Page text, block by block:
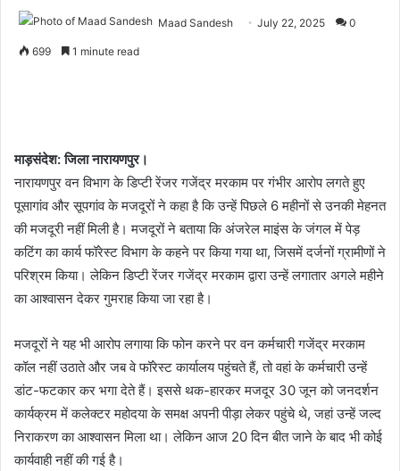
Maad Sandesh July 22, 2025 0
699 1 minute read
माड़संदेश: जिला नारायणपुर।
नारायणपुर वन विभाग के डिप्टी रेंजर गजेंद्र मरकाम पर गंभीर आरोप लगते हुए
पूसागांव और सूपगांव के मजदूरों ने कहा है कि उन्हें पिछले 6 महीनों से उनकी मेहनत
की मजदूरी नहीं मिली है। मजदूरों ने बताया कि अंजरेल माइंस के जंगल में पेड़
कटिंग का कार्य फॉरेस्ट विभाग के कहने पर किया गया था, जिसमें दर्जनों ग्रामीणों ने
परिश्रम किया। लेकिन डिप्टी रेंजर गजेंद्र मरकाम द्वारा उन्हें लगातार अगले महीने
का आश्वासन देकर गुमराह किया जा रहा है।
मजदूरों ने यह भी आरोप लगाया कि फोन करने पर वन कर्मचारी गजेंद्र मरकाम
कॉल नहीं उठाते और जब वे फॉरेस्ट कार्यालय पहुंचते हैं, तो वहां के कर्मचारी उन्हें
डांट-फटकार कर भगा देते हैं। इससे थक-हारकर मजदूर 30 जून को जनदर्शन
कार्यक्रम में कलेक्टर महोदया के समक्ष अपनी पीड़ा लेकर पहुंचे थे, जहां उन्हें जल्द
निराकरण का आश्वासन मिला था। लेकिन आज 20 दिन बीत जाने के बाद भी कोई
कार्यवाही नहीं की गई है।